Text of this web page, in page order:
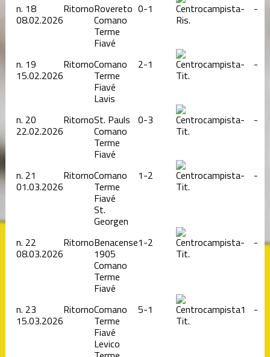
n. 18
08.02.2026
RitornoRovereto
Comano
Terme
Fiavé
0-1
Ris.
- -
n. 19
15.02.2026
RitornoComano
Terme
Fiavé
Lavis
2-1
Tit.
- -
n. 20
22.02.2026
RitornoSt. Pauls
Comano
Terme
Fiavé
0-3
Tit.
- -
n. 21
01.03.2026
RitornoComano
Terme
Fiavé
St.
Georgen
1-2
Tit.
- -
n. 22
08.03.2026
RitornoBenacense
1905
Comano
Terme
Fiavé
1-2
Tit.
- -
n. 23
15.03.2026
RitornoComano
Terme
Fiavé
Levico
5-1
Tit.
1 -